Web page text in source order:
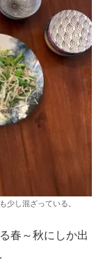
少し混ざっている。
春～秋にしか出